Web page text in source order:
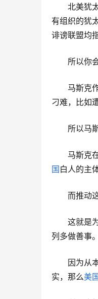
北美犹
有组织的犹
诽谤联盟均
所以你
马斯克
刁难，比如
所以马
马斯克
国 白人的主
而推动
这就是
列多做善事。
因为从
实，那么美